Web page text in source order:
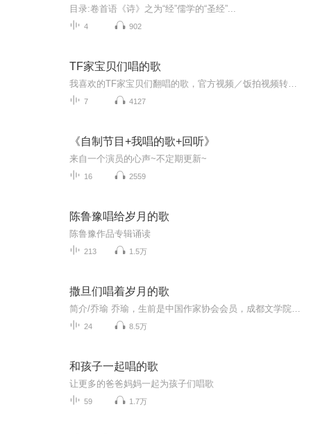
目录:卷首语《诗》之为“经”儒学的“圣经”...
4 902
TF家宝贝们唱的歌
7 4127
《自制节目+我唱的歌+回听》
来自一个演员的心声~不定期更新~
16 2559
陈鲁豫唱给岁月的歌
陈鲁豫作品专辑诵读
213 1.5万
撒旦们唱着岁月的歌
24 8.5万
和孩子一起唱的歌
让更多的爸爸妈妈一起为孩子们唱歌
59 1.7万